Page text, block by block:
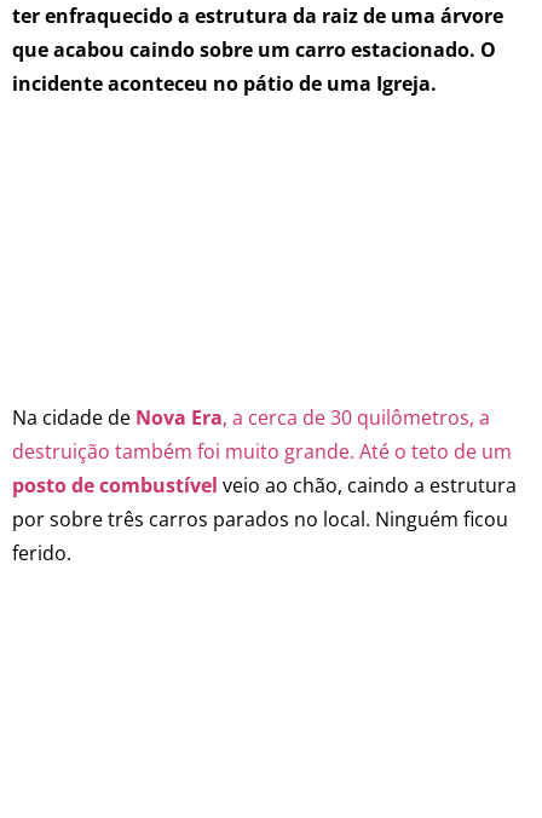
ter enfraquecido a estrutura da raiz de uma árvore
que acabou caindo sobre um carro estacionado. O
incidente aconteceu no pátio de uma Igreja.
Na cidade de Nova Era, a cerca de 30 quilômetros, a
destruição também foi muito grande. Até o teto de um
posto de combustível veio ao chão, caindo a estrutura
por sobre três carros parados no local. Ninguém ficou
ferido.